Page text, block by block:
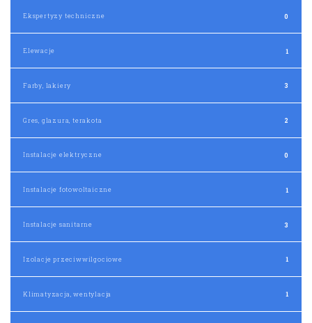
Ekspertyzy techniczne 0
Elewacje 1
Farby, lakiery 3
Gres, glazura, terakota 2
Instalacje elektryczne 0
Instalacje fotowoltaiczne 1
Instalacje sanitarne 3
Izolacje przeciwwilgociowe 1
Klimatyzacja, wentylacja 1